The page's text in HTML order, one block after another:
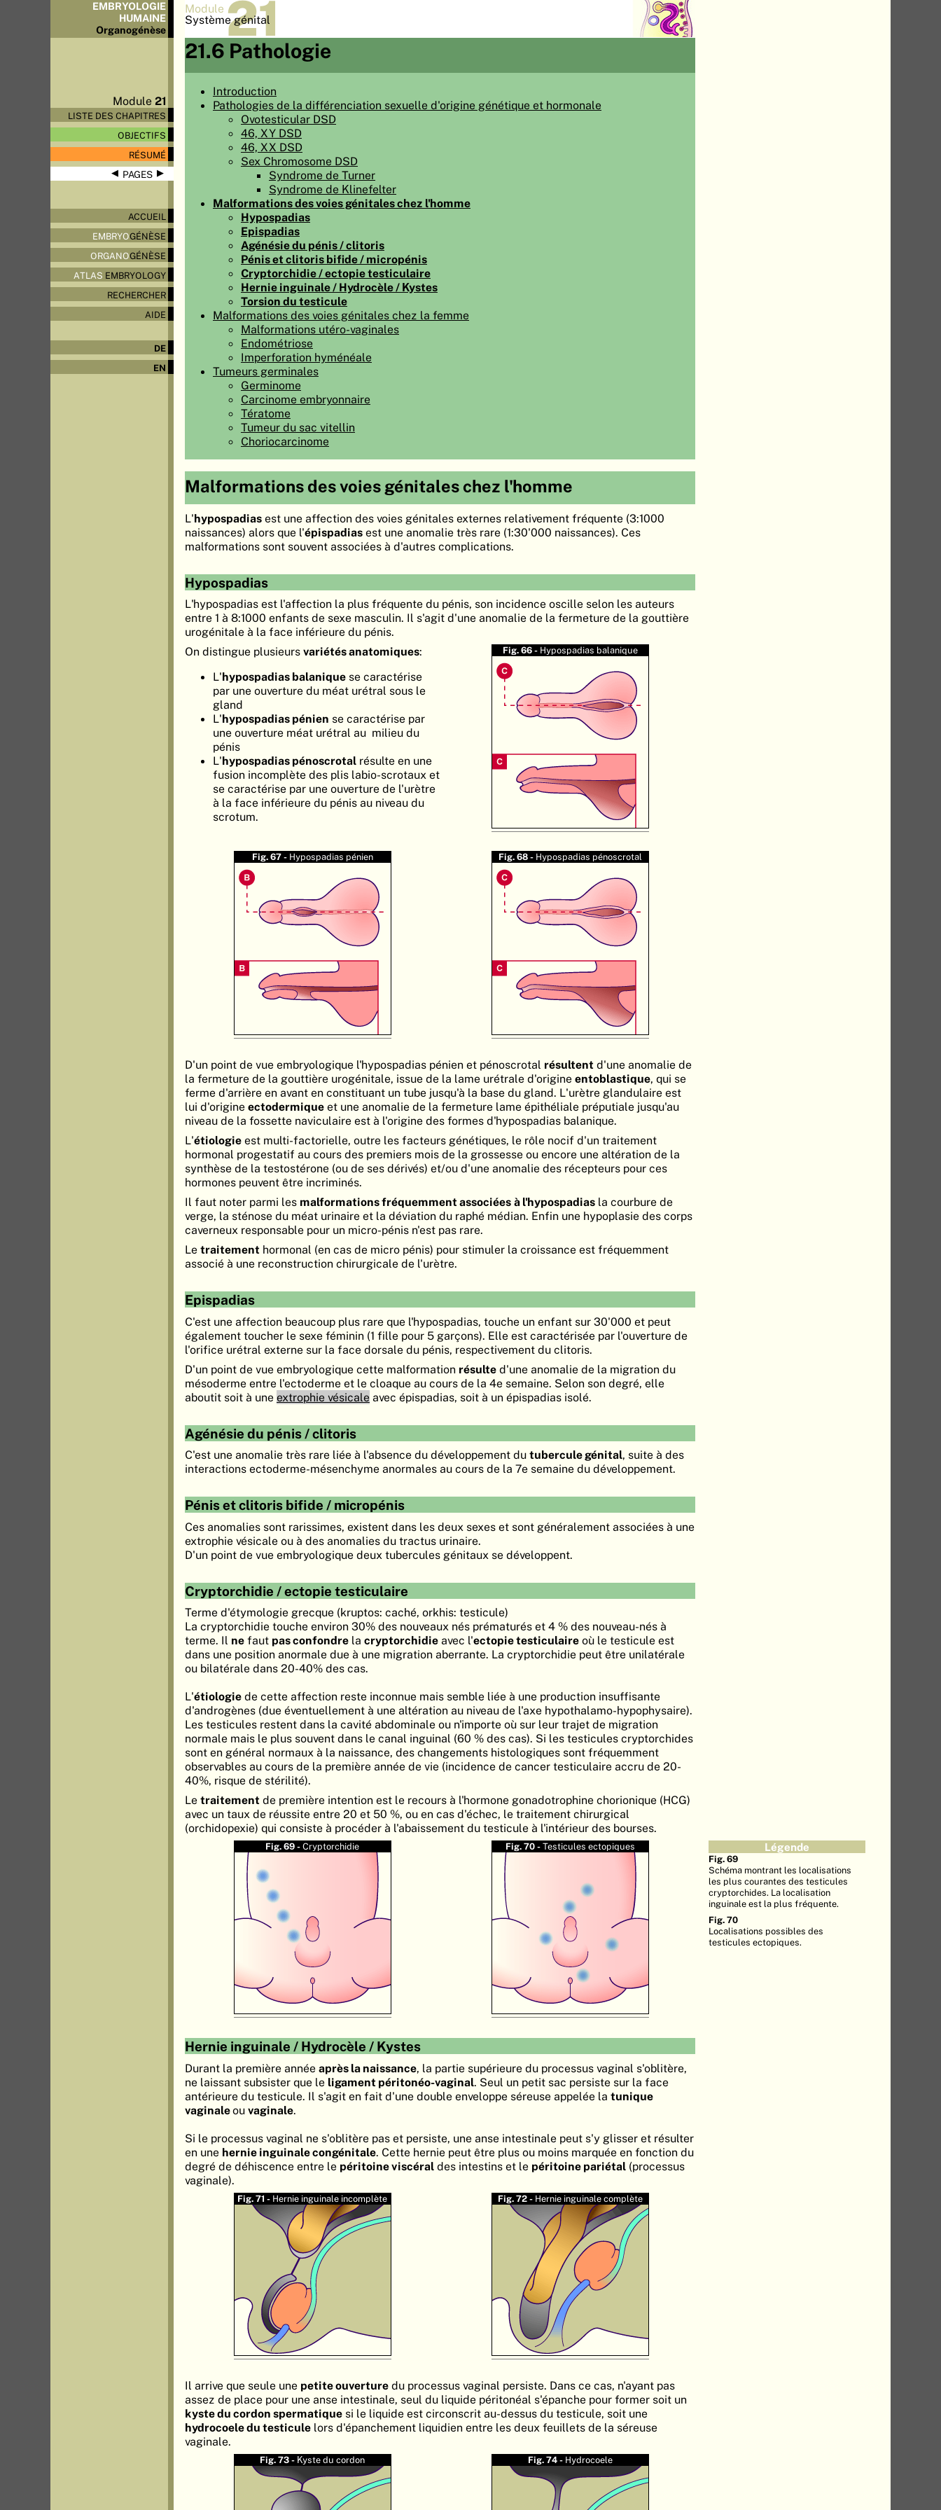
EMBRYOLOGIE
HUMAINE
Organogénèse
Module21
LISTE DES CHAPITRES
OBJECTIFS
RÉSUMÉ
◀ PAGES▶
ACCUEIL
EMBRYOGÉNÈSE
ORGANOGÉNÈSE
ATLAS EMBRYOLOGY
RECHERCHER
AIDE
DE
EN
Module 21
Système génital
21.6 Pathologie
Introduction
Pathologies de la différenciation sexuelle d'origine génétique et hormonale
Ovotesticular DSD
46, XY DSD
46, XX DSD
Sex Chromosome DSD
Syndrome de Turner
Syndrome de Klinefelter
Malformations des voies génitales chez l'homme
Hypospadias
Epispadias
Agénésie du pénis / clitoris
Pénis et clitoris bifide / micropénis
Cryptorchidie / ectopie testiculaire
Hernie inguinale / Hydrocèle / Kystes
Torsion du testicule
Malformations des voies génitales chez la femme
Malformations utéro-vaginales
Endométriose
Imperforation hyménéale
Tumeurs germinales
Germinome
Carcinome embryonnaire
Tératome
Tumeur du sac vitellin
Choriocarcinome
Malformations des voies génitales chez l'homme
L'hypospadias est une affection des voies génitales externes relativement fréquente (3:1000
naissances) alors que l'épispadias est une anomalie très rare (1:30'000 naissances). Ces
malformations sont souvent associées à d'autres complications.
Hypospadias
L'hypospadias est l'affection la plus fréquente du pénis, son incidence oscille selon les auteurs
entre 1 à 8:1000 enfants de sexe masculin. Il s'agit d'une anomalie de la fermeture de la gouttière
urogénitale à la face inférieure du pénis.
On distingue plusieurs variétés anatomiques:
L'hypospadias balanique se caractérise
par une ouverture du méat urétral sous le
gland
L'hypospadias pénien se caractérise par
une ouverture méat urétral au milieu du
pénis
L'hypospadias pénoscrotal résulte en une
fusion incomplète des plis labio-scrotaux et
se caractérise par une ouverture de l'urètre
à la face inférieure du pénis au niveau du
scrotum.
Fig. 66 - Hypospadias balanique
Fig. 67 - Hypospadias pénien Fig. 68 - Hypospadias pénoscrotal
D'un point de vue embryologique l'hypospadias pénien et pénoscrotal résultent d'une anomalie de
la fermeture de la gouttière urogénitale, issue de la lame urétrale d'origine entoblastique, qui se
ferme d'arrière en avant en constituant un tube jusqu'à la base du gland. L'urètre glandulaire est
lui d'origine ectodermique et une anomalie de la fermeture lame épithéliale préputiale jusqu'au
niveau de la fossette naviculaire est à l'origine des formes d'hypospadias balanique.
L'étiologie est multi-factorielle, outre les facteurs génétiques, le rôle nocif d'un traitement
hormonal progestatif au cours des premiers mois de la grossesse ou encore une altération de la
synthèse de la testostérone (ou de ses dérivés) et/ou d'une anomalie des récepteurs pour ces
hormones peuvent être incriminés.
Il faut noter parmi les malformations fréquemment associées à l'hypospadias la courbure de
verge, la sténose du méat urinaire et la déviation du raphé médian. Enfin une hypoplasie des corps
caverneux responsable pour un micro-pénis n'est pas rare.
Le traitement hormonal (en cas de micro pénis) pour stimuler la croissance est fréquemment
associé à une reconstruction chirurgicale de l'urètre.
Epispadias
C'est une affection beaucoup plus rare que l'hypospadias, touche un enfant sur 30'000 et peut
également toucher le sexe féminin (1 fille pour 5 garçons). Elle est caractérisée par l'ouverture de
l'orifice urétral externe sur la face dorsale du pénis, respectivement du clitoris.
D'un point de vue embryologique cette malformation résulte d'une anomalie de la migration du
mésoderme entre l'ectoderme et le cloaque au cours de la 4e semaine. Selon son degré, elle
aboutit soit à une extrophie vésicale avec épispadias, soit à un épispadias isolé.
Agénésie du pénis / clitoris
C'est une anomalie très rare liée à l'absence du développement du tubercule génital, suite à des
interactions ectoderme-mésenchyme anormales au cours de la 7e semaine du développement.
Pénis et clitoris bifide / micropénis
Ces anomalies sont rarissimes, existent dans les deux sexes et sont généralement associées à une
extrophie vésicale ou à des anomalies du tractus urinaire.
D'un point de vue embryologique deux tubercules génitaux se développent.
Cryptorchidie / ectopie testiculaire
Terme d'étymologie grecque (kruptos: caché, orkhis: testicule)
La cryptorchidie touche environ 30% des nouveaux nés prématurés et 4 % des nouveau-nés à
terme. Il ne faut pas confondre la cryptorchidie avec l'ectopie testiculaire où le testicule est
dans une position anormale due à une migration aberrante. La cryptorchidie peut être unilatérale
ou bilatérale dans 20-40% des cas.
L'étiologie de cette affection reste inconnue mais semble liée à une production insuffisante
d'androgènes (due éventuellement à une altération au niveau de l'axe hypothalamo-hypophysaire).
Les testicules restent dans la cavité abdominale ou n'importe où sur leur trajet de migration
normale mais le plus souvent dans le canal inguinal (60 % des cas). Si les testicules cryptorchides
sont en général normaux à la naissance, des changements histologiques sont fréquemment
observables au cours de la première année de vie (incidence de cancer testiculaire accru de 20-
40%, risque de stérilité).
Le traitement de première intention est le recours à l'hormone gonadotrophine chorionique (HCG)
avec un taux de réussite entre 20 et 50 %, ou en cas d'échec, le traitement chirurgical
(orchidopexie) qui consiste à procéder à l'abaissement du testicule à l'intérieur des bourses.
Fig. 69 -Cryptorchidie Fig. 70 -Testicules ectopiques Légende
Fig. 69
Schéma montrant les localisations
les plus courantes des testicules
cryptorchides. La localisation
inguinale est la plus fréquente.
Fig. 70
Localisations possibles des
testicules ectopiques.
Hernie inguinale / Hydrocèle / Kystes
Durant la première année après la naissance, la partie supérieure du processus vaginal s'oblitère,
ne laissant subsister que le ligament péritonéo-vaginal. Seul un petit sac persiste sur la face
antérieure du testicule. Il s'agit en fait d'une double enveloppe séreuse appelée la tunique
vaginaleou vaginale.
Si le processus vaginal ne s'oblitère pas et persiste, une anse intestinale peut s'y glisser et résulter
en une hernie inguinale congénitale. Cette hernie peut être plus ou moins marquée en fonction du
degré de déhiscence entre le péritoine viscéral des intestins et le péritoine pariétal (processus
vaginale).
Fig. 71 - Hernie inguinale incomplète Fig. 72 - Hernie inguinale complète
Il arrive que seule une petite ouverture du processus vaginal persiste. Dans ce cas, n'ayant pas
assez de place pour une anse intestinale, seul du liquide péritonéal s'épanche pour former soit un
kyste du cordon spermatique si le liquide est circonscrit au-dessus du testicule, soit une
hydrocoele du testicule lors d'épanchement liquidien entre les deux feuillets de la séreuse
vaginale.
Fig. 73 - Kyste du cordon Fig. 74 - Hydrocoele